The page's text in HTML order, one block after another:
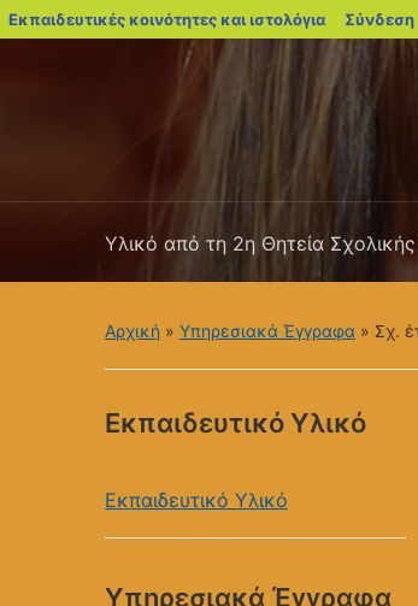
Εκπαιδευτικές κοινότητες και ιστολόγια Σύνδεση
Υλικό από τη 2η Θητεία
Αρχική » Υπηρεσιακά Έγγραφα » Σχ.
Εκπαιδευτικό Υλικό
Εκπαιδευτικό Υλικό
Υπηρεσιακά Έγγραφα